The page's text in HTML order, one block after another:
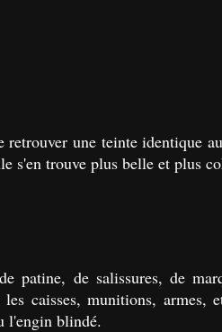
une teinte identique
s'en trouve plus belle et plus
patine, de salissures, de
caisses, munitions, armes,
l'engin blindé.